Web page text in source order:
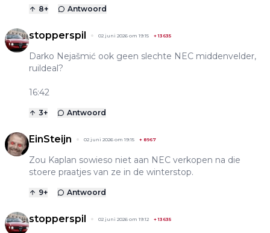
8+ Antwoord
stopperspil 02 juni 2026 om 19:15 +13635
Darko Nejašmić ook geen slechte NEC middenvelder,
ruildeal?
16:42
3+ Antwoord
EinSteijn 02 juni 2026 om 19:15 + 8967
Zou Kaplan sowieso niet aan NEC verkopen na die
stoere praatjes van ze in de winterstop.
9+ Antwoord
stopperspil 02 juni 2026 om 19:12 +13635